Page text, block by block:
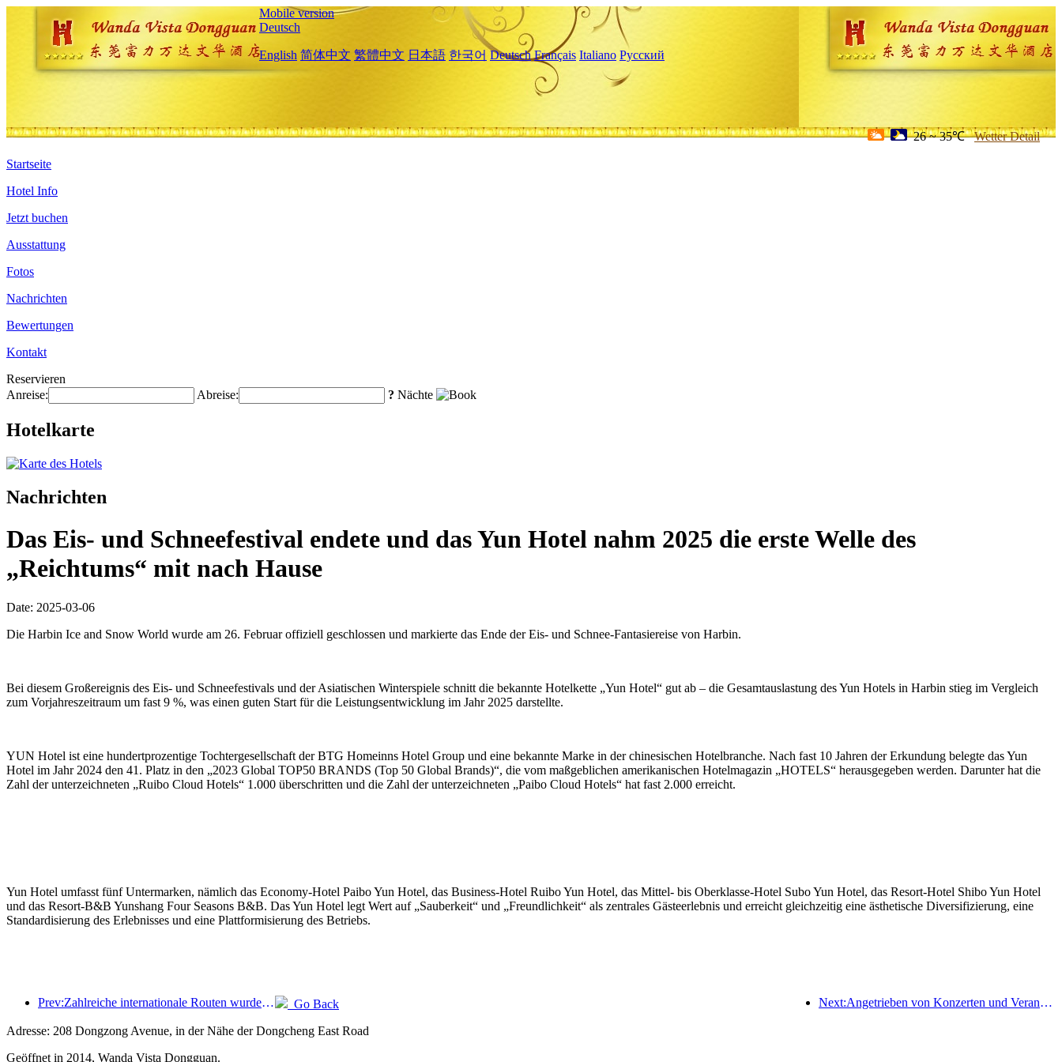
Mobile version
Deutsch
English 简体中文 繁體中文 日本語 한국어 Deutsch Français Italiano Русский
26 ~ 35℃ Wetter Detail
Startseite
Hotel Info
Jetzt buchen
Ausstattung
Fotos
Nachrichten
Bewertungen
Kontakt
Reservieren
Anreise:
Abreise: ? Nächte
Hotelkarte
Nachrichten
Das Eis- und Schneefestival endete und das Yun Hotel nahm 2025 die erste Welle des
„Reichtums“ mit nach Hause
Date: 2025-03-06
Die Harbin Ice and Snow World wurde am 26. Februar offiziell geschlossen und markierte das Ende der Eis- und Schnee-Fantasiereise von Harbin.
Bei diesem Großereignis des Eis- und Schneefestivals und der Asiatischen Winterspiele schnitt die bekannte Hotelkette „Yun Hotel“ gut ab – die Gesamtauslastung des Yun Hotels in Harbin stieg im Vergleich
zum Vorjahreszeitraum um fast 9 %, was einen guten Start für die Leistungsentwicklung im Jahr 2025 darstellte.
YUN Hotel ist eine hundertprozentige Tochtergesellschaft der BTG Homeinns Hotel Group und eine bekannte Marke in der chinesischen Hotelbranche. Nach fast 10 Jahren der Erkundung belegte das Yun
Hotel im Jahr 2024 den 41. Platz in den „2023 Global TOP50 BRANDS (Top 50 Global Brands)“, die vom maßgeblichen amerikanischen Hotelmagazin „HOTELS“ herausgegeben werden. Darunter hat die
Zahl der unterzeichneten „Ruibo Cloud Hotels“ 1.000 überschritten und die Zahl der unterzeichneten „Paibo Cloud Hotels“ hat fast 2.000 erreicht.
Yun Hotel umfasst fünf Untermarken, nämlich das Economy-Hotel Paibo Yun Hotel, das Business-Hotel Ruibo Yun Hotel, das Mittel- bis Oberklasse-Hotel Subo Yun Hotel, das Resort-Hotel Shibo Yun Hotel
und das Resort-B&B Yunshang Four Seasons B&B. Das Yun Hotel legt Wert auf „Sauberkeit“ und „Freundlichkeit“ als zentrales Gästeerlebnis und erreicht gleichzeitig eine ästhetische Diversifizierung, eine
Standardisierung des Erlebnisses und eine Plattformisierung des Betriebs.
Prev:Zahlreiche internationale Routen wurden kürzlich eröffnet und ausgebaut Next:Angetrieben von Konzerten und Veranstaltungen wird erwartet, dass die Hotelleistung in Hangzhou im März weiter steigt
Go Back
Adresse: 208 Dongzong Avenue, in der Nähe der Dongcheng East Road
Geöffnet in 2014, Wanda Vista Dongguan.